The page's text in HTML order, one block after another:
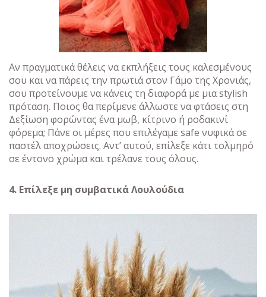
Αν πραγματικά θέλεις να εκπλήξεις τους καλεσμένους
σου και να πάρεις την πρωτιά στον Γάμο της Χρονιάς,
σου προτείνουμε να κάνεις τη διαφορά με μια stylish
πρόταση. Ποιος θα περίμενε άλλωστε να φτάσεις στη
Δεξίωση φορώντας ένα μωβ, κίτρινο ή ροδακινί
φόρεμα; Πάνε οι μέρες που επιλέγαμε safe νυφικά σε
παστέλ αποχρώσεις. Αντ’ αυτού, επίλεξε κάτι τολμηρό
σε έντονο χρώμα και τρέλανε τους όλους.
4. Επίλεξε μη συμβατικά Λουλούδια